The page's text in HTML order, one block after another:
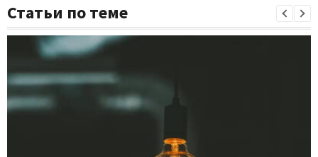
Статьи по теме